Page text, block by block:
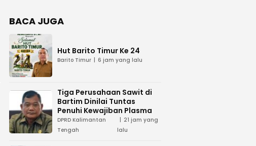
Juang TNI
AD di
Palangka
Raya
BACA JUGA
Hut Barito Timur Ke 24
Barito Timur 6 jam yang lalu
Tiga Perusahaan Sawit di
Bartim Dinilai Tuntas
Penuhi Kewajiban Plasma
DPRD Kalimantan
Tengah
21 jam yang
lalu